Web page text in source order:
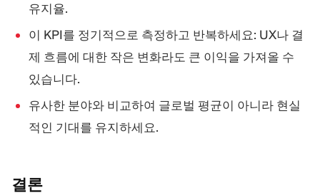
유지율.
이 KPI를 정기적으로 측정하고 반복하세요: UX나 결
제 흐름에 대한 작은 변화라도 큰 이익을 가져올 수
있습니다.
유사한 분야와 비교하여 글로벌 평균이 아니라 현실
적인 기대를 유지하세요.
결론